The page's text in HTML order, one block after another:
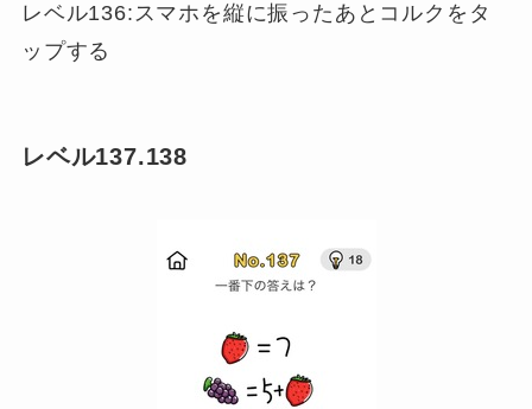
レベル136:スマホを縦に振ったあとコルクをタ
ップする
レベル137.138